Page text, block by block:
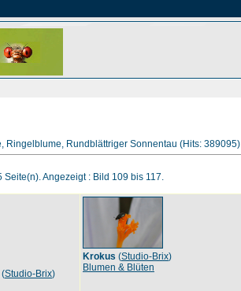
Ringelblume, Rundblättriger Sonnentau (Hits: 389095)
Angezeigt : Bild 109 bis 117.
(Studio-Brix)
Krokus (Studio-Brix)
Blumen & Blüten